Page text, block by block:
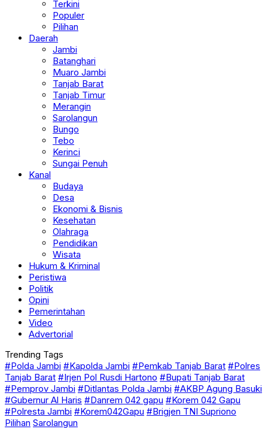
Terkini
Populer
Pilihan
Daerah
Jambi
Batanghari
Muaro Jambi
Tanjab Barat
Tanjab Timur
Merangin
Sarolangun
Bungo
Tebo
Kerinci
Sungai Penuh
Kanal
Budaya
Desa
Ekonomi & Bisnis
Kesehatan
Olahraga
Pendidikan
Wisata
Hukum & Kriminal
Peristiwa
Politik
Opini
Pemerintahan
Video
Advertorial
Trending Tags
#Polda Jambi #Kapolda Jambi #Pemkab Tanjab Barat #Polres
Tanjab Barat #Irjen Pol Rusdi Hartono #Bupati Tanjab Barat
#Pemprov Jambi #Ditlantas Polda Jambi #AKBP Agung Basuki
#Gubernur Al Haris #Danrem 042 gapu #Korem 042 Gapu
#Polresta Jambi #Korem042Gapu #Brigjen TNI Supriono
Pilihan Sarolangun